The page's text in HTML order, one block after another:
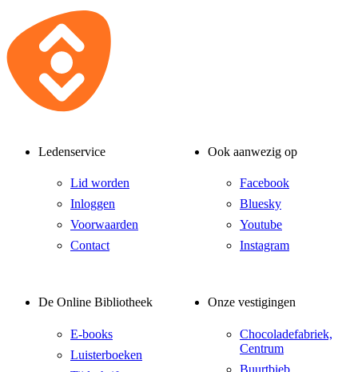
Ledenservice
Lid worden
Inloggen
Voorwaarden
Contact
Ook aanwezig op
Facebook
Bluesky
Youtube
Instagram
De Online Bibliotheek
E-books
Luisterboeken
Onze vestigingen
Chocoladefabriek,
Centrum
Buurtbieb